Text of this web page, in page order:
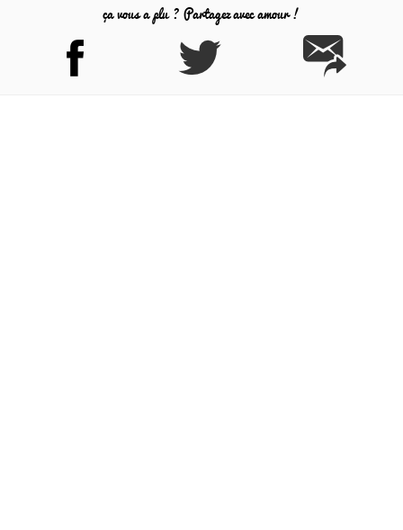
ça vous a plu ? Partagez avec amour !